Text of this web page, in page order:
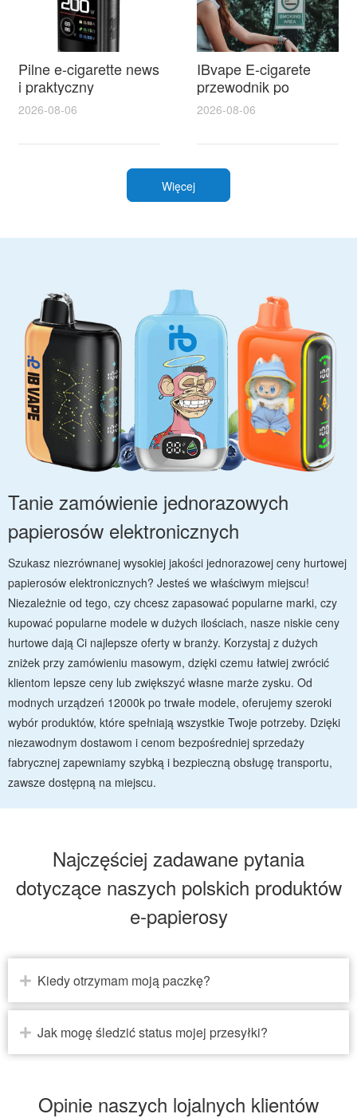
Pilne e-cigarette news
i praktyczny
przewodnik po e
papierosy
jednorazowe dla
2026-08-06
IBvape E-cigarete
przewodnik po
modelach i
akcesoriach oraz
najlepsze oferty
siemianowice na
2026-08-06
Więcej
Tanie zamówienie jednorazowych
papierosów elektronicznych
Szukasz niezrównanej wysokiej jakości jednorazowej ceny hurtowej
papierosów elektronicznych? Jesteś we właściwym miejscu!
Niezależnie od tego, czy chcesz zapasować popularne marki, czy
kupować popularne modele w dużych ilościach, nasze niskie ceny
hurtowe dają Ci najlepsze oferty w branży. Korzystaj z dużych
zniżek przy zamówieniu masowym, dzięki czemu łatwiej zwrócić
klientom lepsze ceny lub zwiększyć własne marże zysku. Od
modnych urządzeń 12000k po trwałe modele, oferujemy szeroki
wybór produktów, które spełniają wszystkie Twoje potrzeby. Dzięki
niezawodnym dostawom i cenom bezpośredniej sprzedaży
fabrycznej zapewniamy szybką i bezpieczną obsługę transportu,
zawsze dostępną na miejscu.
Najczęściej zadawane pytania
dotyczące naszych polskich produktów
e-papierosy
Kiedy otrzymam moją paczkę?
Jak mogę śledzić status mojej przesyłki?
Opinie naszych lojalnych klientów